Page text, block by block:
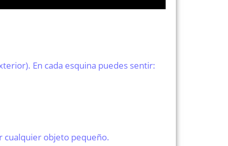
En cada esquina puedes sentir:
cualquier objeto pequeño.